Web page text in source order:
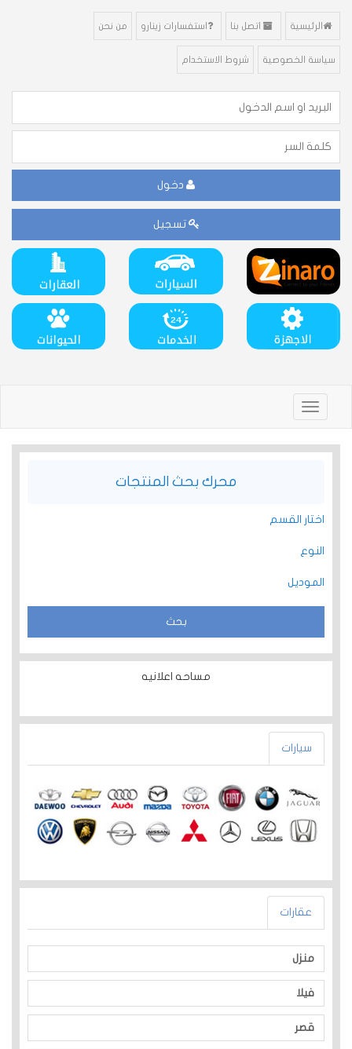
الرئيسية اتصل بنا استفسارات زينارو من نحن
سياسة الخصوصية شروط الاستخدام
دخول
تسجيل
Toggle
navigation
محرك بحث المنتجات
اختار القسم
النوع
الموديل
مساحه اعلانيه
سيارات
عقارات
منزل
فيلا
قصر